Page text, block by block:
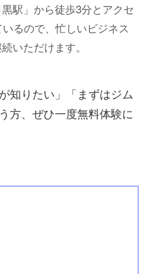
駅」から徒歩3分とアクセ
るので、忙しいビジネス
いただけます。
知りたい」「まずはジム
方、ぜひ一度無料体験に